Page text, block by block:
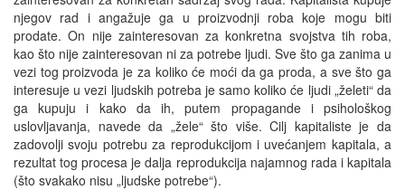
njegov rad i angažuje ga u proizvodnji roba koje mogu biti
prodate. On nije zainteresovan za konkretna svojstva tih roba,
kao što nije zainteresovan ni za potrebe ljudi. Sve što ga zanima u
vezi tog proizvoda je za koliko će moći da ga proda, a sve što ga
interesuje u vezi ljudskih potreba je samo koliko će ljudi „želeti“ da
ga kupuju i kako da ih, putem propagande i psihološkog
uslovljavanja, navede da „žele“ što više. Cilj kapitaliste je da
zadovolji svoju potrebu za reprodukcijom i uvećanjem kapitala, a
rezultat tog procesa je dalja reprodukcija najamnog rada i kapitala
(što svakako nisu „ljudske potrebe“).